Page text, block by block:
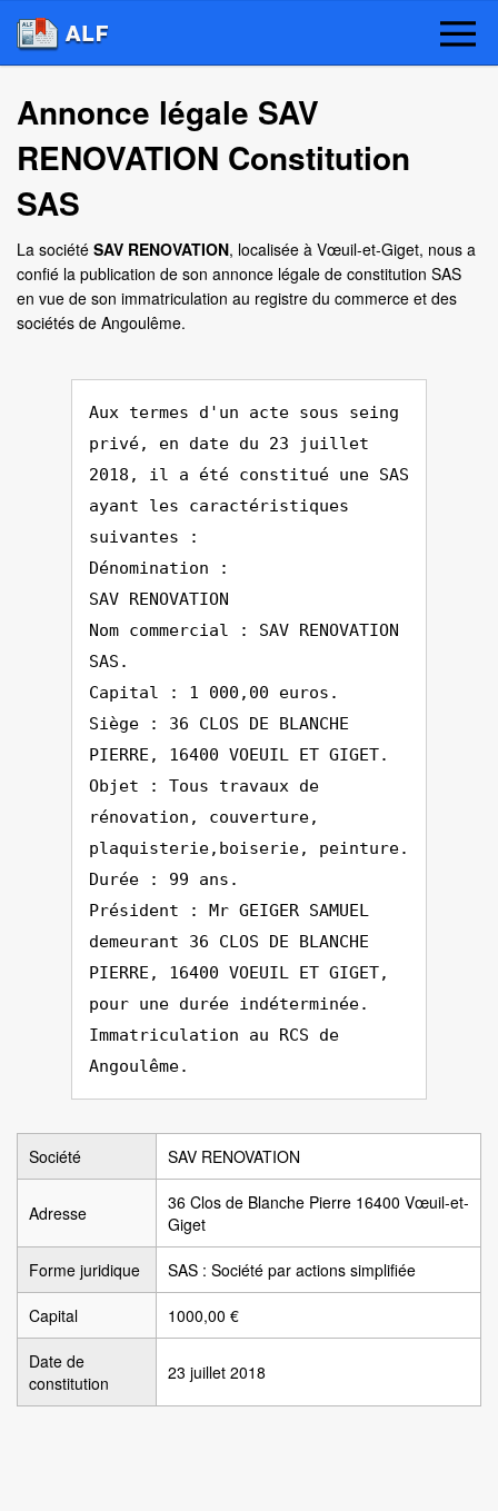
Annonce légale SAV
RENOVATION Constitution
SAS
La société SAV RENOVATION, localisée à Vœuil-et-Giget, nous a
confié la publication de son annonce légale de constitution SAS
en vue de son immatriculation au registre du commerce et des
sociétés de Angoulême.
Aux termes d'un acte sous seing
privé, en date du 23 juillet
2018, il a été constitué une SAS
ayant les caractéristiques
suivantes :
Dénomination :
SAV RENOVATION
Nom commercial : SAV RENOVATION
SAS.
Capital : 1 000,00 euros.
Siège : 36 CLOS DE BLANCHE
PIERRE, 16400 VOEUIL ET GIGET.
Objet : Tous travaux de
rénovation, couverture,
plaquisterie,boiserie, peinture.
Durée : 99 ans.
Président : Mr GEIGER SAMUEL
demeurant 36 CLOS DE BLANCHE
PIERRE, 16400 VOEUIL ET GIGET,
pour une durée indéterminée.
Immatriculation au RCS de
Angoulême.
Société SAV RENOVATION
Adresse
36 Clos de Blanche Pierre 16400 Vœuil-et-
Giget
Forme juridique SAS : Société par actions simplifiée
Capital 1000,00 €
Date de
constitution
23 juillet 2018